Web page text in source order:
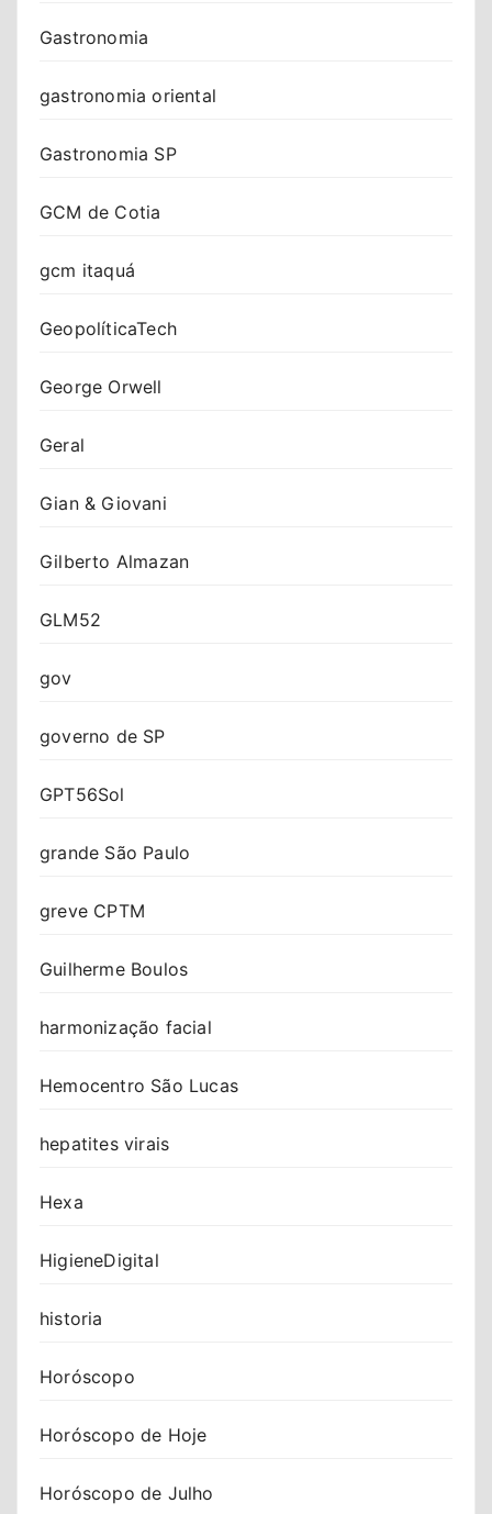
Gastronomia
gastronomia oriental
Gastronomia SP
GCM de Cotia
gcm itaquá
GeopolíticaTech
George Orwell
Geral
Gian & Giovani
Gilberto Almazan
GLM52
gov
governo de SP
GPT56Sol
grande São Paulo
greve CPTM
Guilherme Boulos
harmonização facial
Hemocentro São Lucas
hepatites virais
Hexa
HigieneDigital
historia
Horóscopo
Horóscopo de Hoje
Horóscopo de Julho